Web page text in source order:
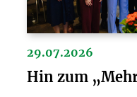
29.07.2026
Hin zum